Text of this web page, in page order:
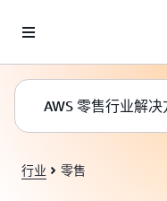
AWS 零售行业解决
行业 零售